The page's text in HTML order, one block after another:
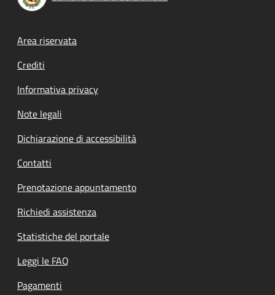
Footer menu
Area riservata
Crediti
Informativa privacy
Note legali
Dichiarazione di accessibilità
Contatti
Prenotazione appuntamento
Richiedi assistenza
Statistiche del portale
Leggi le FAQ
Pagamenti